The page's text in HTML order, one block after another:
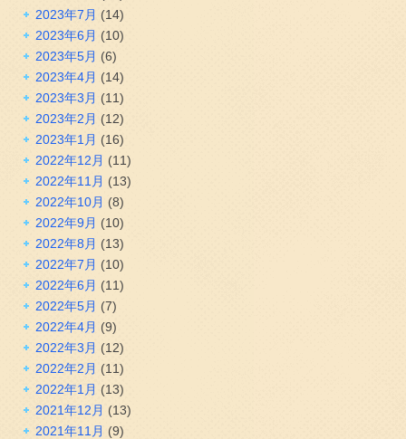
2023年7月 (14)
2023年6月 (10)
2023年5月 (6)
2023年4月 (14)
2023年3月 (11)
2023年2月 (12)
2023年1月 (16)
2022年12月 (11)
2022年11月 (13)
2022年10月 (8)
2022年9月 (10)
2022年8月 (13)
2022年7月 (10)
2022年6月 (11)
2022年5月 (7)
2022年4月 (9)
2022年3月 (12)
2022年2月 (11)
2022年1月 (13)
2021年12月 (13)
2021年11月 (9)